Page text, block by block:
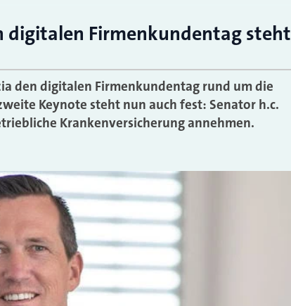
digitalen Firmenkundentag steht
den digitalen Firmenkundentag rund um die
Keynote steht nun auch fest: Senator h.c.
Krankenversicherung annehmen.